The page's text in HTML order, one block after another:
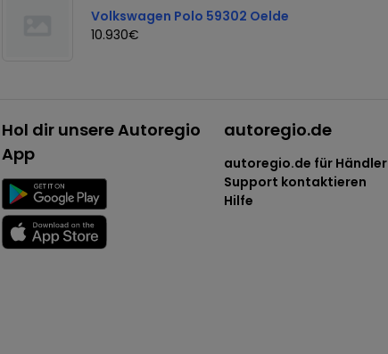
Volkswagen Polo 59302 Oelde
10.930€
Hol dir unsere Autoregio
App
autoregio.de
autoregio.de für Händler
Support kontaktieren
Hilfe